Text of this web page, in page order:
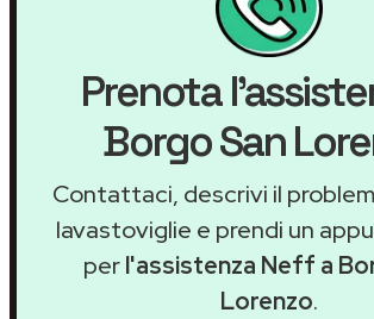
Prenota
Borgo San
Contattaci, descrivi il
lavastoviglie e prendi un
perl'assistenza Neff a
Lorenzo.